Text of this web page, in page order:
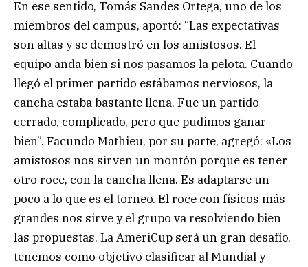
En ese sentido, Tomás Sandes Ortega, uno de los
miembros del campus, aportó: “Las expectativas
son altas y se demostró en los amistosos. El
equipo anda bien si nos pasamos la pelota. Cuando
llegó el primer partido estábamos nerviosos, la
cancha estaba bastante llena. Fue un partido
cerrado, complicado, pero que pudimos ganar
bien”. Facundo Mathieu, por su parte, agregó: «Los
amistosos nos sirven un montón porque es tener
otro roce, con la cancha llena. Es adaptarse un
poco a lo que es el torneo. El roce con físicos más
grandes nos sirve y el grupo va resolviendo bien
las propuestas. La AmeriCup será un gran desafío,
tenemos como objetivo clasificar al Mundial y